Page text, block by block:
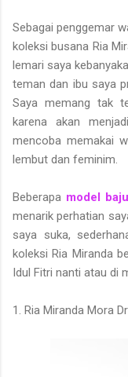
Sebagai penggemar
koleksi busana Ria
lemari saya
teman dan ibu saya
Saya memang tak
karena akan
mencoba memakai
lembut dan feminim.
Beberapa model
menarik perhatian
saya suka,
koleksi Ria Miranda
Idul Fitri nanti atau di
1. Ria Miranda Mora